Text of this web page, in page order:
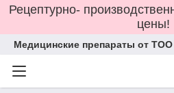
Рецептурно-
цены!
Медицинские препараты от ТОО